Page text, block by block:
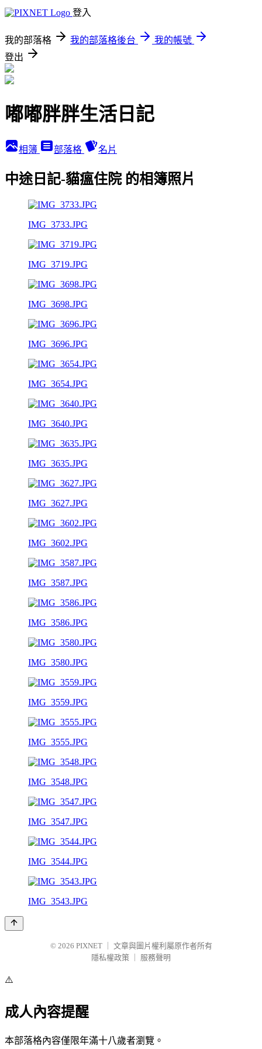
登入
我的部落格 我的部落格後台
我的帳號
登出
嘟嘟胖胖生活日記
相簿 部落格 名片
中途日記-貓瘟住院 的相簿照片
IMG_3733.JPG
IMG_3719.JPG
IMG_3698.JPG
IMG_3696.JPG
IMG_3654.JPG
IMG_3640.JPG
IMG_3635.JPG
IMG_3627.JPG
IMG_3602.JPG
IMG_3587.JPG
IMG_3586.JPG
IMG_3580.JPG
IMG_3559.JPG
IMG_3555.JPG
IMG_3548.JPG
IMG_3547.JPG
IMG_3544.JPG
IMG_3543.JPG
© 2026 PIXNET
文章與圖片權利屬原作者所有
隱私權政策
服務聲明
⚠️
成人內容提醒
本部落格內容僅限年滿十八歲者瀏覽。